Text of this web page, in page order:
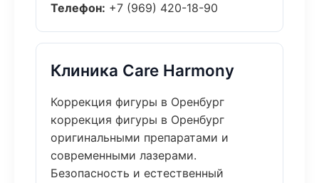
Телефон: +7 (969) 420-18-90
Клиника Care Harmony
Коррекция фигуры в Оренбург
коррекция фигуры в Оренбург
оригинальными препаратами и
современными лазерами.
Безопасность и естественный